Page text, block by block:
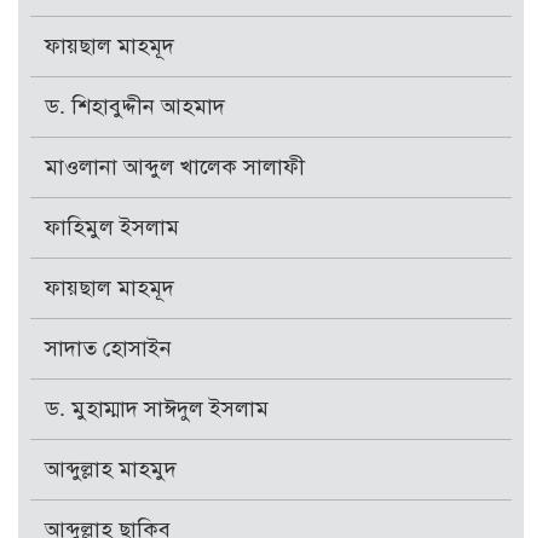
ফায়ছাল মাহমূদ
ড. শিহাবুদ্দীন আহমাদ
মাওলানা আব্দুল খালেক সালাফী
ফাহিমুল ইসলাম
ফায়ছাল মাহমূদ
সাদাত হোসাইন
ড. মুহাম্মাদ সাঈদুল ইসলাম
আব্দুল্লাহ মাহমুদ
আব্দুল্লাহ ছাকিব